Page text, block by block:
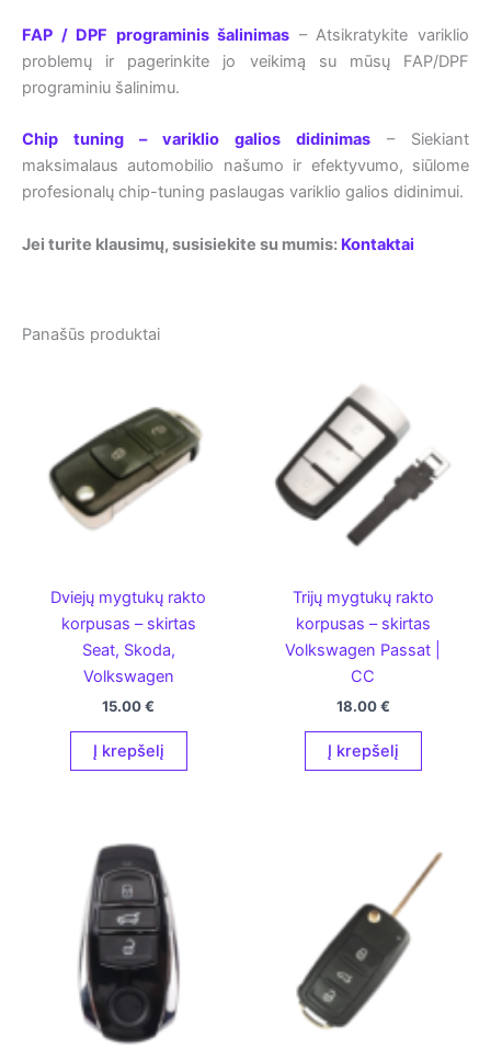
FAP / DPF programinis šalinimas – Atsikratykite variklio
problemų ir pagerinkite jo veikimą su mūsų FAP/DPF
programiniu šalinimu.
Chip tuning – variklio galios didinimas – Siekiant
maksimalaus automobilio našumo ir efektyvumo, siūlome
profesionalų chip-tuning paslaugas variklio galios didinimui.
Jei turite klausimų, susisiekite su mumis: Kontaktai
Panašūs produktai
Dviejų mygtukų rakto
korpusas – skirtas
Seat, Skoda,
Volkswagen
15.00€
Į krepšelį
Trijų mygtukų rakto
korpusas – skirtas
Volkswagen Passat |
CC
18.00€
Į krepšelį